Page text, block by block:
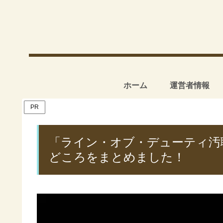
ホーム 運営者情報
PR
「ライン・オブ・デューティ
どころをまとめました！